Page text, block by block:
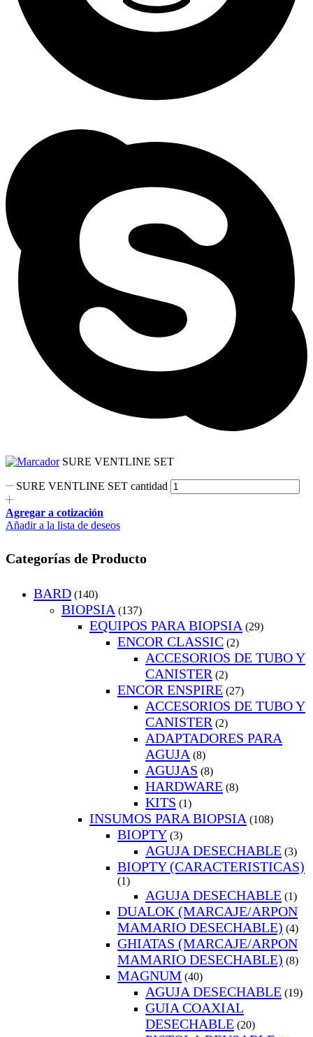
SURE VENTLINE SET
SURE VENTLINE SET cantidad
Agregar a cotización
Añadir a la lista de deseos
Categorías de Producto
BARD (140)
BIOPSIA (137)
EQUIPOS PARA BIOPSIA (29)
ENCOR CLASSIC (2)
ACCESORIOS DE TUBO Y
CANISTER (2)
ENCOR ENSPIRE (27)
ACCESORIOS DE TUBO Y
CANISTER (2)
ADAPTADORES PARA
AGUJA (8)
AGUJAS (8)
HARDWARE (8)
KITS (1)
INSUMOS PARA BIOPSIA (108)
BIOPTY (3)
AGUJA DESECHABLE (3)
BIOPTY (CARACTERISTICAS)
(1)
AGUJA DESECHABLE (1)
DUALOK (MARCAJE/ARPON
MAMARIO DESECHABLE) (4)
GHIATAS (MARCAJE/ARPON
MAMARIO DESECHABLE) (8)
MAGNUM (40)
AGUJA DESECHABLE (19)
GUIA COAXIAL
DESECHABLE (20)